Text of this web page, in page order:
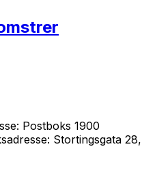
Postboks 1900
Stortingsgata 28,